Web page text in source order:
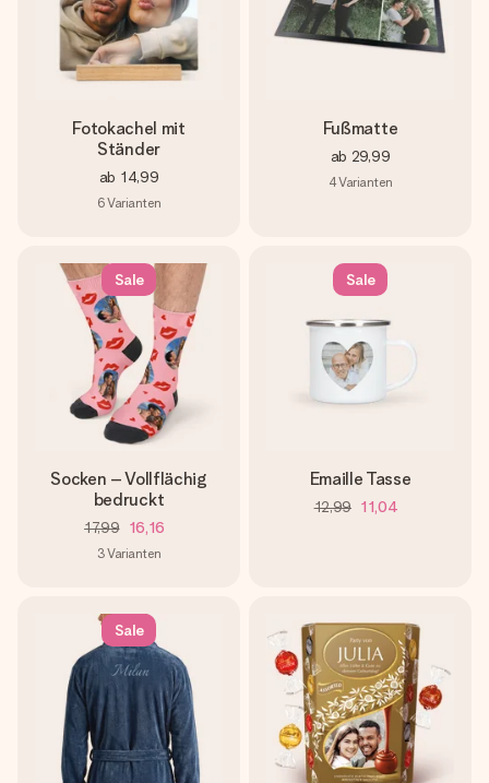
Fotokachel mit
Ständer
ab 14,99
6Varianten
Fußmatte
ab 29,99
4Varianten
Sale
Socken – Vollflächig
bedruckt
17,99 16,16
3Varianten
Sale
Emaille Tasse
12,99 11,04
Sale